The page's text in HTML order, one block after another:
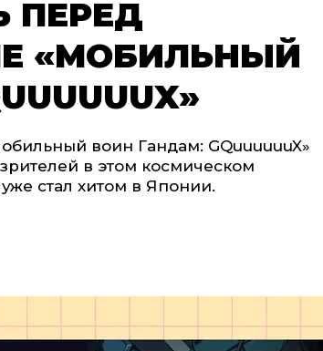
ПЕРЕД
«МОБИЛЬНЫЙ
воин Гандам: GQuuuuuuX»
в этом космическом
стал хитом в Японии.